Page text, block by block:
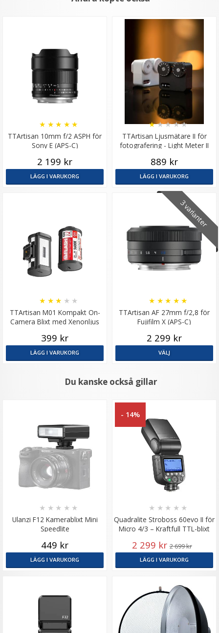
TTArtisan 10mm f/2 ASPH för
Sony E (APS-C)
★ ★ ★ ★ ★
2 199 kr
LÄGG I VARUKORG
TTArtisan Ljusmätare II för
fotografering - Light Meter II
★★★★★
889 kr
LÄGG I VARUKORG
TTArtisan M01 Kompakt On-
Camera Blixt med Xenonljus
★ ★ ★ ★ ★
399 kr
LÄGG I VARUKORG
3 varianter
TTArtisan AF 27mm f/2,8 för
Fujifilm X (APS-C)
★ ★ ★ ★ ★
2 299 kr
VÄLJ
Du kanske också gillar
Ulanzi F12 Kamerablixt Mini
Speedlite
★ ★ ★ ★ ★
449 kr
LÄGG I VARUKORG
- 14%
Quadralite Stroboss 60evo II för
Micro 4/3 – Kraftfull TTL-blixt
★ ★ ★ ★ ★
2 299 kr 2 699 kr
LÄGG I VARUKORG